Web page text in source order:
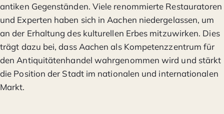
antiken Gegenständen. Viele renommierte Restauratoren
und Experten haben sich in Aachen niedergelassen, um
an der Erhaltung des kulturellen Erbes mitzuwirken. Dies
trägt dazu bei, dass Aachen als Kompetenzzentrum für
den Antiquitätenhandel wahrgenommen wird und stärkt
die Position der Stadt im nationalen und internationalen
Markt.